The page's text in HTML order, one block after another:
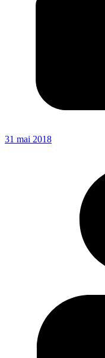
31 mai 2018